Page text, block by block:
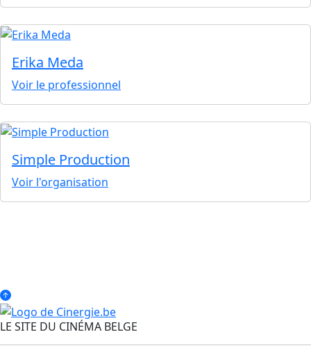
Erika Meda
Voir le professionnel
Simple Production
Voir l'organisation
LE SITE DU CINÉMA BELGE